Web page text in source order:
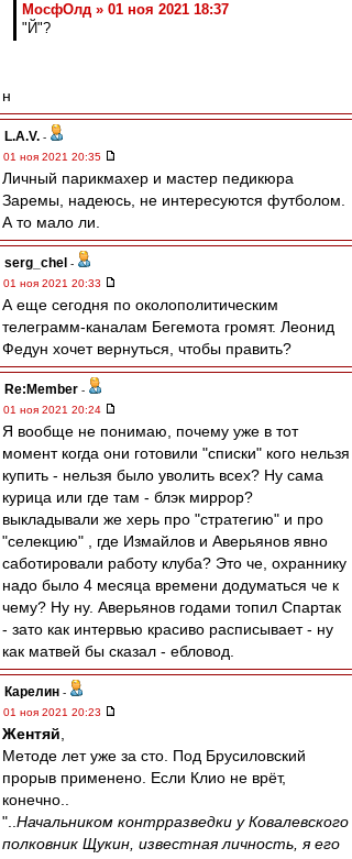
МосфОлд » 01 ноя 2021 18:37
"Й"?
н
L.А.V. -
01 ноя 2021 20:35
Личный парикмахер и мастер педикюра
Заремы, надеюсь, не интересуются футболом.
А то мало ли.
serg_chel -
01 ноя 2021 20:33
А еще сегодня по околополитическим
телеграмм-каналам Бегемота громят. Леонид
Федун хочет вернуться, чтобы править?
Re:Member -
01 ноя 2021 20:24
Я вообще не понимаю, почему уже в тот
момент когда они готовили "списки" кого нельзя
купить - нельзя было уволить всех? Ну сама
курица или где там - блэк миррор?
выкладывали же херь про "стратегию" и про
"селекцию" , где Измайлов и Аверьянов явно
саботировали работу клуба? Это че, охраннику
надо было 4 месяца времени додуматься че к
чему? Ну ну. Аверьянов годами топил Спартак
- зато как интервью красиво расписывает - ну
как матвей бы сказал - ебловод.
Карелин -
01 ноя 2021 20:23
Жентяй
Методе лет уже за сто. Под Брусиловский
прорыв применено. Если Клио не врёт,
конечно..
".. Начальником контрразведки у Ковалевского
полковник Щукин, известная личность, я его